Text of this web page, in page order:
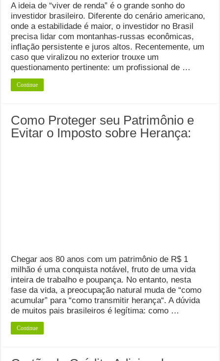
A ideia de “viver de renda” é o grande sonho do
investidor brasileiro. Diferente do cenário americano,
onde a estabilidade é maior, o investidor no Brasil
precisa lidar com montanhas-russas econômicas,
inflação persistente e juros altos. Recentemente, um
caso que viralizou no exterior trouxe um
questionamento pertinente: um profissional de …
Continue
Como Proteger seu Patrimônio e
Evitar o Imposto sobre Herança:
Chegar aos 80 anos com um patrimônio de R$ 1
milhão é uma conquista notável, fruto de uma vida
inteira de trabalho e poupança. No entanto, nesta
fase da vida, a preocupação natural muda de “como
acumular” para “como transmitir herança“. A dúvida
de muitos pais brasileiros é legítima: como …
Continue